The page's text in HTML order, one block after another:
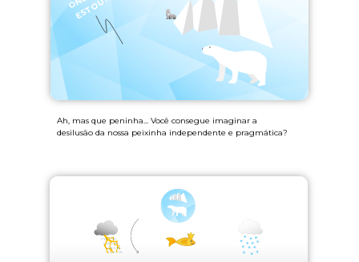
D
?!
Ah, mas que peninha... Você consegue imaginar a
desilusão da nossa peixinha independente e pragmática?